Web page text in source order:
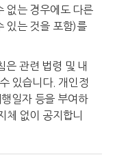
없는 경우에도 다른
있는 것을 포함)를
은 관련 법령 및 내
있습니다. 개인정
일자 등을 부여하
체 없이 공지합니